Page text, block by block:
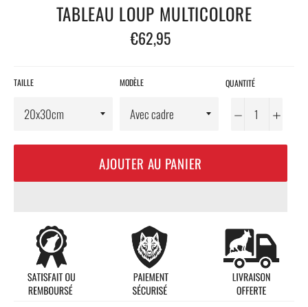
TABLEAU LOUP MULTICOLORE
Prix
régulier
€62,95
TAILLE MODÈLE QUANTITÉ
− +
AJOUTER AU PANIER